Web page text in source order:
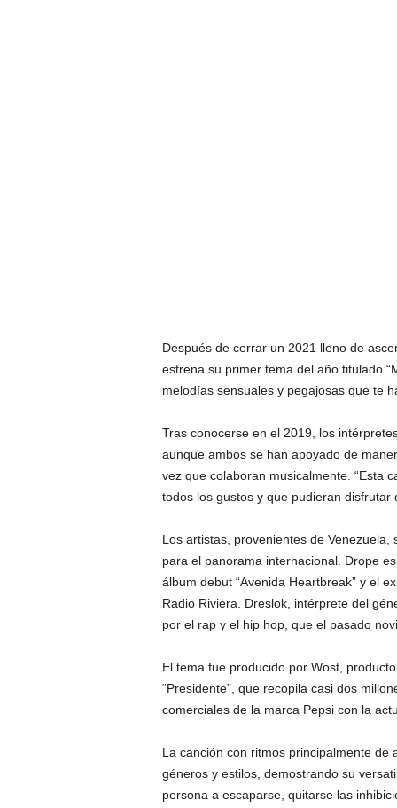
Después de cerrar un 2021 lleno de
estrena su primer tema del año titulado
melodías sensuales y pegajosas que te
Tras conocerse en el 2019, los
aunque ambos se han apoyado de
vez que colaboran musicalmente. “Esta
todos los gustos y que pudieran disfrutar
Los artistas, provenientes de
para el panorama internacional. Drope
álbum debut “Avenida Heartbreak” y el
Radio Riviera. Dreslok, intérprete del
por el rap y el hip hop, que el pasado
El tema fue producido por Wost,
“Presidente”, que recopila casi dos
comerciales de la marca Pepsi con la
La canción con ritmos principalmente
géneros y estilos, demostrando su
persona a escaparse, quitarse las